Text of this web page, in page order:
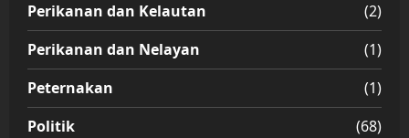
Perikanan dan Kelautan
(2)
Perikanan dan Nelayan
(1)
Peternakan
(1)
Politik
(68)